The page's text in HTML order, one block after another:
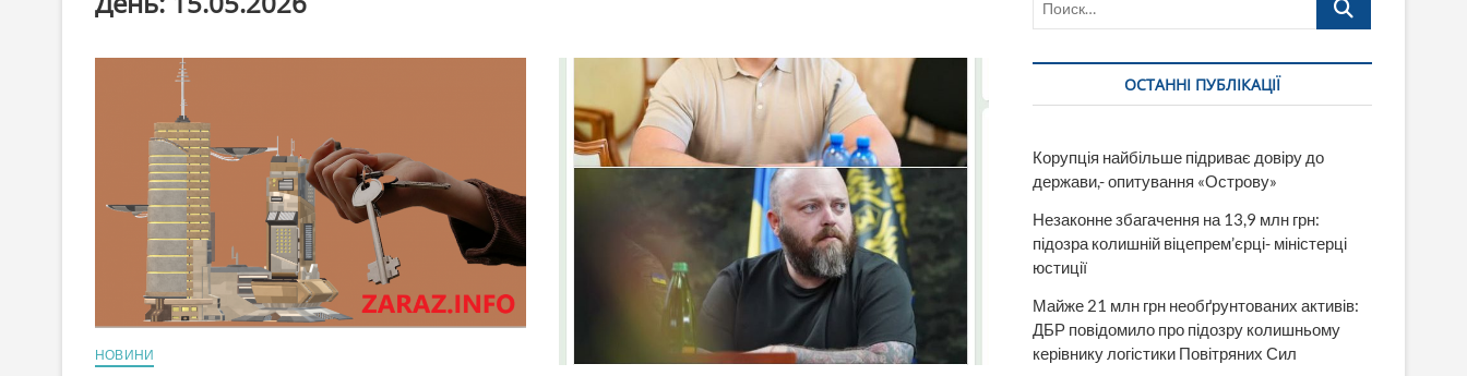
НОВИНИ
ОСТАННІ ПУБЛІКАЦІЇ
Корупція найбільше підриває довіру до
держави,- опитування «Острову»
Незаконне збагачення на 13,9 млн грн:
підозра колишній віцепрем’єрці- міністерці
юстиції
Майже 21 млн грн необґрунтованих активів:
ДБР повідомило про підозру колишньому
керівнику логістики Повітряних Сил